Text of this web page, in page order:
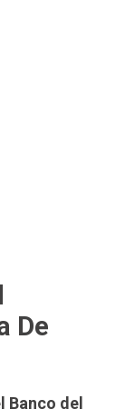
De
Banco del